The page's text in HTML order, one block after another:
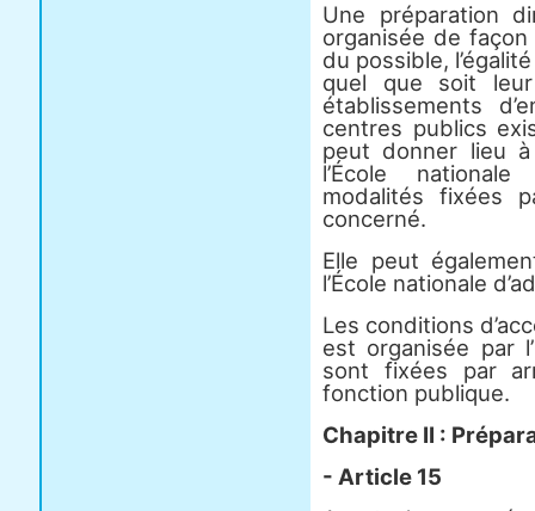
Une préparation
organisée de
du possible,
quel que soit
établissements
centres publics
peut donner lieu
l’École
modalités fixées
concerné.
Elle peut
l’École nationale
Les conditions
est organisée par
sont fixées par
fonction publique.
Chapitre II :
- Article 15